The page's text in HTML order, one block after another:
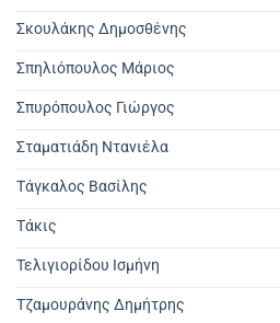
Σκουλάκης Δημοσθένης
Σπηλιόπουλος Μάριος
Σπυρόπουλος Γιώργος
Σταματιάδη Ντανιέλα
Τάγκαλος Βασίλης
Τάκις
Τελιγιορίδου Ισμήνη
Τζαμουράνης Δημήτρης